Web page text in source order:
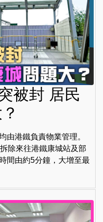
被封 居民
由港鐵負責物業管理。
除來往港鐵康城站及部
間由約5分鐘，大增至最